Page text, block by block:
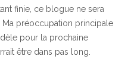
finie, ce blogue ne sera
préoccupation principale
pour la prochaine
être dans pas long.